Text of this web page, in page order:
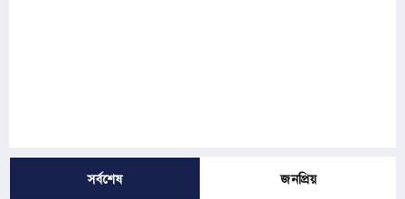
সর্বশেষ জনপ্রিয়